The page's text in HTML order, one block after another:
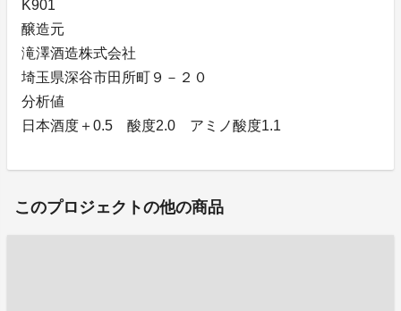
K901
醸造元
滝澤酒造株式会社
埼玉県深谷市田所町９－２０
分析値
日本酒度＋0.5 酸度2.0 アミノ酸度1.1
このプロジェクトの他の商品